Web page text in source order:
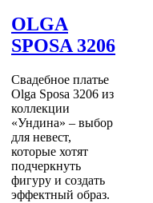
OLGA
SPOSA 3206
Свадебное платье
Olga Sposa 3206 из
коллекции
«Ундина» – выбор
для невест,
которые хотят
подчеркнуть
фигуру и создать
эффектный образ.